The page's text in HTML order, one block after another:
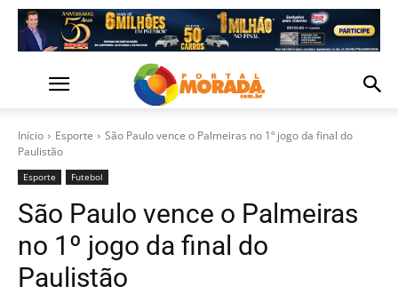
Início Esporte
São Paulo vence o Palmeiras no 1º jogo da final do
Paulistão
Esporte Futebol
São Paulo vence o Palmeiras
no 1º jogo da final do
Paulistão